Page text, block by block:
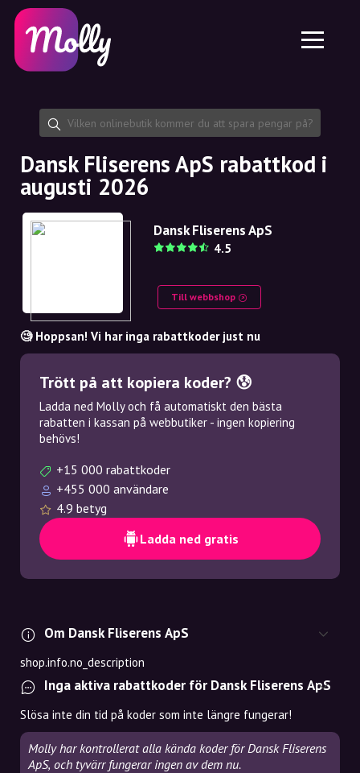
Hudvård
Hårvård
Dela rabattkod
Funktioner
Jobb
Om oss
Samarbete
Plattform
Molly till iPhone och iPad
Molly till Android
SE
EN
NO
DE
Dansk Fliserens ApS rabattkod i
augusti 2026
Dansk Fliserens ApS
4.5
Till webbshop
🧐 Hoppsan! Vi har inga rabattkoder just nu
Trött på att kopiera koder? 😰
Ladda ned Molly och få automatiskt den bästa
rabatten i kassan på webbutiker - ingen kopiering
behövs!
+15 000 rabattkoder
+455 000 användare
4.9 betyg
Ladda ned gratis
Om Dansk Fliserens ApS
shop.info.no_description
Inga aktiva rabattkoder för Dansk Fliserens ApS
Slösa inte din tid på koder som inte längre fungerar!
Molly har kontrollerat alla kända koder för Dansk Fliserens
ApS, och tyvärr fungerar ingen av dem nu.